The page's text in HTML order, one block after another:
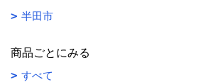
半田市
商品ごとにみる
すべて